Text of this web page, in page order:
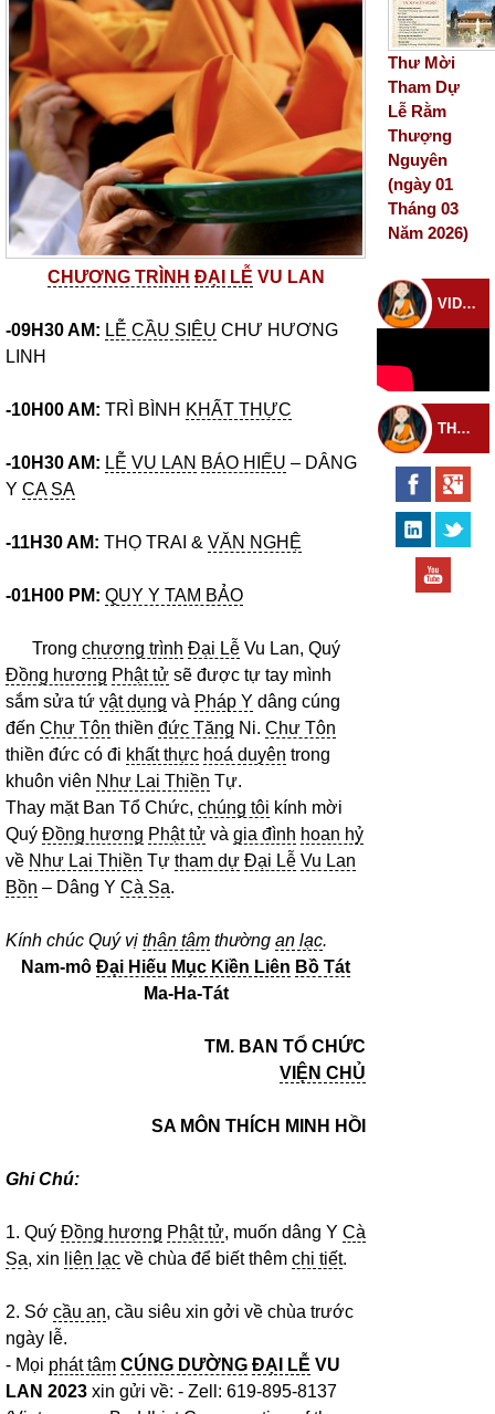
CHƯƠNG TRÌNH ĐẠI LỄ VU LAN
-09H30 AM: LỄ CẦU SIÊU CHƯ HƯƠNG
LINH
-10H00 AM: TRÌ BÌNH KHẤT THỰC
-10H30 AM: LỄ VU LAN BÁO HIẾU – DÂNG
Y CA SA
-11H30 AM: THỌ TRAI & VĂN NGHỆ
-01H00 PM: QUY Y TAM BẢO
Trong chương trình Đại Lễ Vu Lan, Quý
Đồng hương Phật tử sẽ được tự tay mình
sắm sửa tứ vật dụng và Pháp Y dâng cúng
đến Chư Tôn thiền đức Tăng Ni. Chư Tôn
thiền đức có đi khất thực hoá duyên trong
khuôn viên Như Lai Thiền Tự.
Thay mặt Ban Tổ Chức, chúng tôi kính mời
Quý Đồng hương Phật tử và gia đình hoan hỷ
về Như Lai Thiền Tự tham dự Đại Lễ Vu Lan
Bồn – Dâng Y Cà Sa.
Kính chúc Quý vị thân tâm thường an lạc.
Nam-mô Đại Hiếu Mục Kiền Liên Bồ Tát
Ma-Ha-Tát
TM. BAN TỔ CHỨC
VIỆN CHỦ
SA MÔN THÍCH MINH HỒI
Ghi Chú:
1. Quý Đồng hương Phật tử, muốn dâng Y Cà
Sa, xin liên lạc về chùa để biết thêm chi tiết.
2. Sớ cầu an, cầu siêu xin gởi về chùa trước
ngày lễ.
- Mọi phát tâm CÚNG DƯỜNG ĐẠI LỄ VU
LAN 2023 xin gửi về: - Zell: 619-895-8137
Thư Mời
Tham Dự
Lễ Rằm
Thượng
Nguyên
(ngày 01
Tháng 03
Năm 2026)
VIDEO CHÙA
THEO DÕI THIỀN TỰ